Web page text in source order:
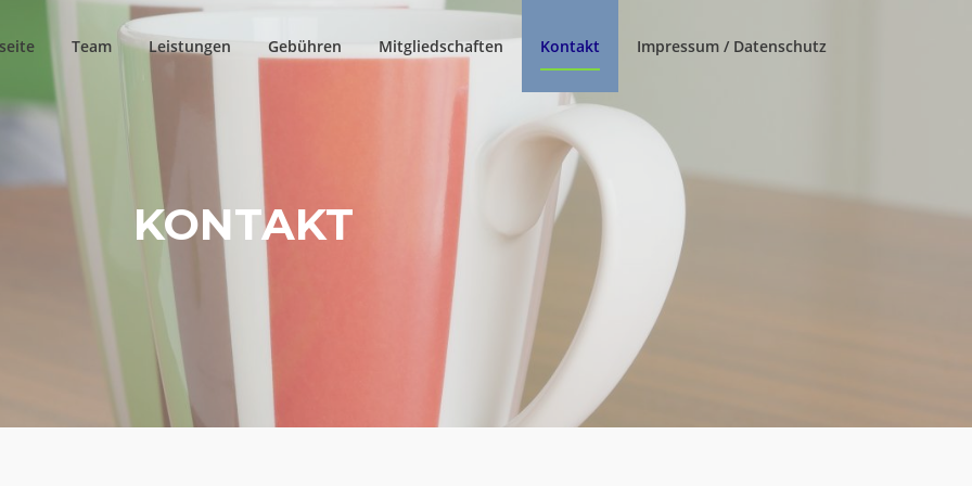
Team Leistungen Gebühren Mitgliedschaften Kontakt Impressum / Datenschutz
KONTAKT